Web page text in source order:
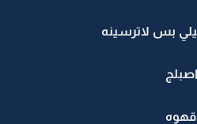
بس لاترسينه